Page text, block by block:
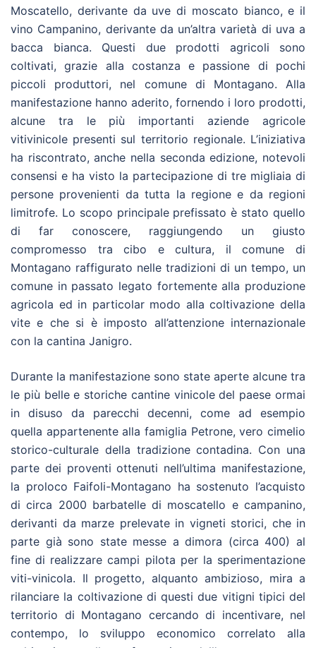
Moscatello, derivante da uve di moscato bianco, e il
vino Campanino, derivante da un’altra varietà di uva a
bacca bianca. Questi due prodotti agricoli sono
coltivati, grazie alla costanza e passione di pochi
piccoli produttori, nel comune di Montagano. Alla
manifestazione hanno aderito, fornendo i loro prodotti,
alcune tra le più importanti aziende agricole
vitivinicole presenti sul territorio regionale. L’iniziativa
ha riscontrato, anche nella seconda edizione, notevoli
consensi e ha visto la partecipazione di tre migliaia di
persone provenienti da tutta la regione e da regioni
limitrofe. Lo scopo principale prefissato è stato quello
di far conoscere, raggiungendo un giusto
compromesso tra cibo e cultura, il comune di
Montagano raffigurato nelle tradizioni di un tempo, un
comune in passato legato fortemente alla produzione
agricola ed in particolar modo alla coltivazione della
vite e che si è imposto all’attenzione internazionale
con la cantina Janigro.
Durante la manifestazione sono state aperte alcune tra
le più belle e storiche cantine vinicole del paese ormai
in disuso da parecchi decenni, come ad esempio
quella appartenente alla famiglia Petrone, vero cimelio
storico-culturale della tradizione contadina. Con una
parte dei proventi ottenuti nell’ultima manifestazione,
la proloco Faifoli-Montagano ha sostenuto l’acquisto
di circa 2000 barbatelle di moscatello e campanino,
derivanti da marze prelevate in vigneti storici, che in
parte già sono state messe a dimora (circa 400) al
fine di realizzare campi pilota per la sperimentazione
viti-vinicola. Il progetto, alquanto ambizioso, mira a
rilanciare la coltivazione di questi due vitigni tipici del
territorio di Montagano cercando di incentivare, nel
contempo, lo sviluppo economico correlato alla